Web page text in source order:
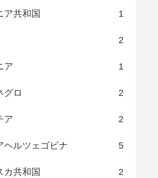
ア共和国 1
2
ア 1
グロ 2
ア 2
ヘルツェゴビナ 5
カ共和国 2